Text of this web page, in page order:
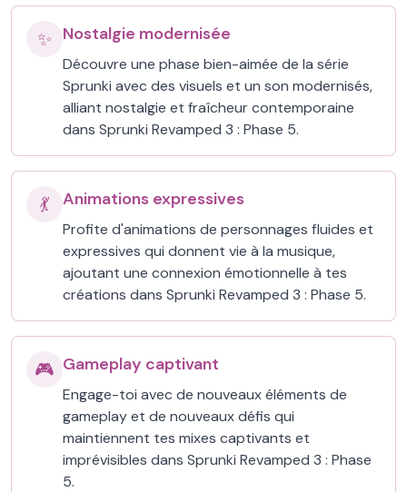
✨ Nostalgie modernisée
Découvre une phase bien-aimée de la série
Sprunki avec des visuels et un son modernisés,
alliant nostalgie et fraîcheur contemporaine
dans Sprunki Revamped 3 : Phase 5.
💃 Animations expressives
Profite d'animations de personnages fluides et
expressives qui donnent vie à la musique,
ajoutant une connexion émotionnelle à tes
créations dans Sprunki Revamped 3 : Phase 5.
🎮 Gameplay captivant
Engage-toi avec de nouveaux éléments de
gameplay et de nouveaux défis qui
maintiennent tes mixes captivants et
imprévisibles dans Sprunki Revamped 3 : Phase
5.